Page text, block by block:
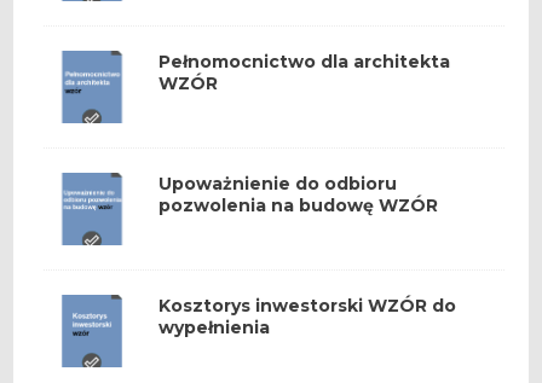
Pełnomocnictwo dla architekta
WZÓR
Upoważnienie do odbioru
pozwolenia na budowę WZÓR
Kosztorys inwestorski WZÓR do
wypełnienia